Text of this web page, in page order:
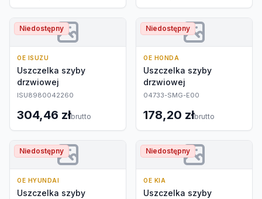
Niedostępny
OE ISUZU
Uszczelka szyby
drzwiowej
ISU8980042260
304,46 złbrutto
Niedostępny
OE HONDA
Uszczelka szyby
drzwiowej
04733-SMG-E00
178,20 złbrutto
Niedostępny
OE HYUNDAI
Uszczelka szyby
Niedostępny
OE KIA
Uszczelka szyby